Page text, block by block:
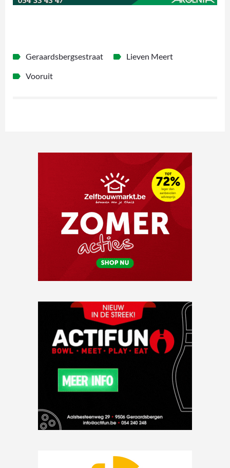
Geraardsbergsestraat
Lieven Meert
Vooruit